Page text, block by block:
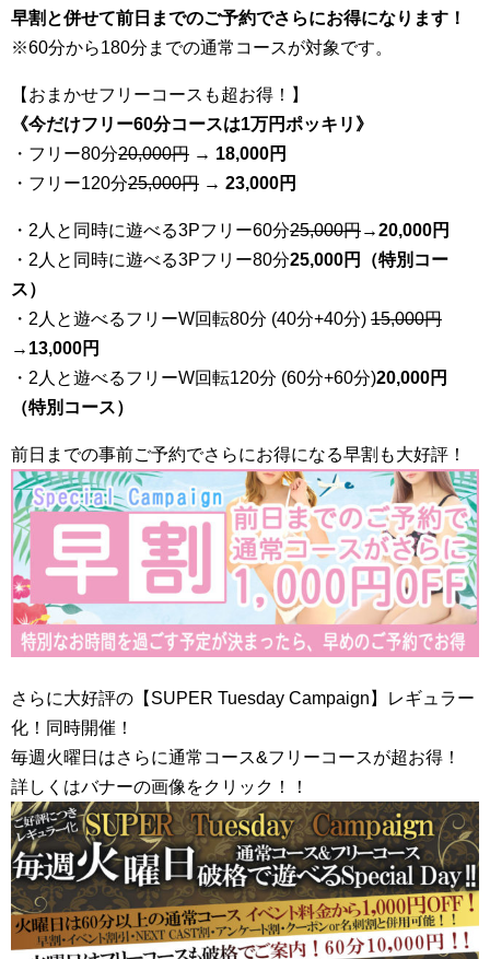
早割と併せて前日までのご予約でさらにお得になります！
※60分から180分までの通常コースが対象です。
【おまかせフリーコースも超お得！】
《今だけフリー60分コースは1万円ポッキリ》
・フリー80分20,000円 → 18,000円
・フリー120分25,000円 → 23,000円
・2人と同時に遊べる3Pフリー60分25,000円→20,000円
・2人と同時に遊べる3Pフリー80分25,000円（特別コー
ス）
・2人と遊べるフリーW回転80分 (40分+40分) 15,000円
→ 13,000円
・2人と遊べるフリーW回転120分 (60分+60分)20,000円
（特別コース）
前日までの事前ご予約でさらにお得になる早割も大好評！
さらに大好評の【SUPER Tuesday Campaign】レギュラー
化！同時開催！
毎週火曜日はさらに通常コース&フリーコースが超お得！
詳しくはバナーの画像をクリック！！